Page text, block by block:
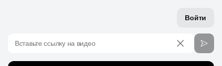
Войти
Вставьте ссылку на видео